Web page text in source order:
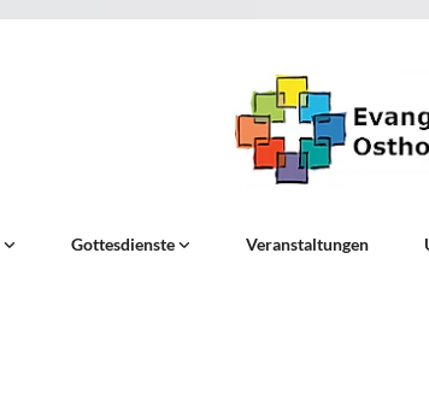
Gottesdienste Veranstaltungen